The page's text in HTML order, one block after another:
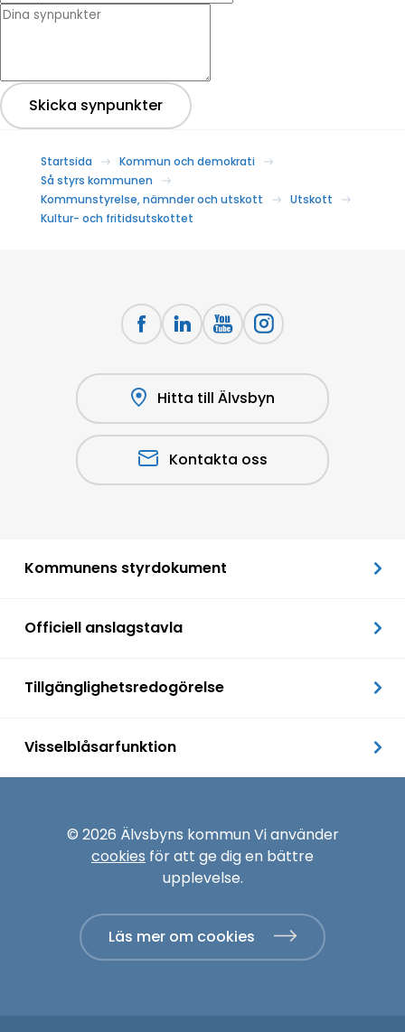
* Dina synpunkter
Skicka synpunkter
Startsida
Kommun och demokrati
Så styrs kommunen
Kommunstyrelse, nämnder och utskott
Utskott
Kultur- och fritidsutskottet
Hitta till Älvsbyn
Kontakta oss
Kommunens styrdokument
Officiell anslagstavla
Tillgänglighetsredogörelse
Visselblåsarfunktion
© 2026 Älvsbyns kommun Vi använder
cookies för att ge dig en bättre
upplevelse.
Läs mer om cookies